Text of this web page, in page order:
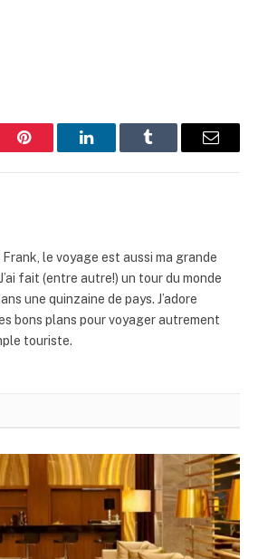
Pinterest LinkedInTumblr Email
Frank, le voyage est aussi ma grande
fait (entre autre!) un tour du monde
une quinzaine de pays. J’adore
bons plans pour voyager autrement
touriste.